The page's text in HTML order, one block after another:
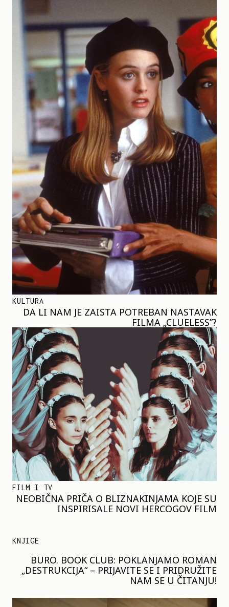
KULTURA
DA LI NAM JE ZAISTA POTREBAN NASTAVAK
FILMA „CLUELESS”?
FILM I TV
NEOBIČNA PRIČA O BLIZNAKINJAMA KOJE SU
INSPIRISALE NOVI HERCOGOV FILM
KNJIGE
BURO. BOOK CLUB: POKLANJAMO ROMAN
„DESTRUKCIJA“ – PRIJAVITE SE I PRIDRUŽITE
NAM SE U ČITANJU!